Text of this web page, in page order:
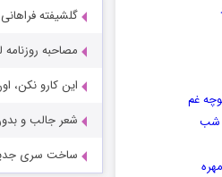
غم
شب
گلشیفته
مصاحبه روزنامه
این کارو نکن،
شعر جالب و
ساخت سری جدید